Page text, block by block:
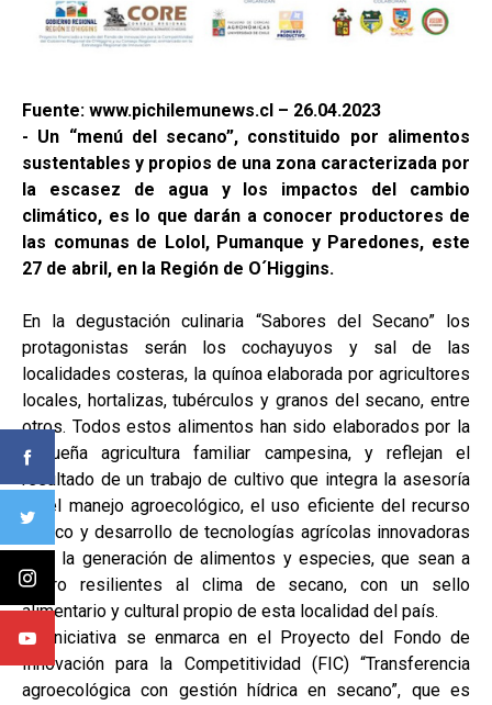
Fuente: www.pichilemunews.cl – 26.04.2023
- Un “menú del secano”, constituido por alimentos
sustentables y propios de una zona caracterizada por
la escasez de agua y los impactos del cambio
climático, es lo que darán a conocer productores de
las comunas de Lolol, Pumanque y Paredones, este
27 de abril, en la Región de O´Higgins.
En la degustación culinaria “Sabores del Secano” los
protagonistas serán los cochayuyos y sal de las
localidades costeras, la quínoa elaborada por agricultores
locales, hortalizas, tubérculos y granos del secano, entre
otros. Todos estos alimentos han sido elaborados por la
pequeña agricultura familiar campesina, y reflejan el
resultado de un trabajo de cultivo que integra la asesoría
en el manejo agroecológico, el uso eficiente del recurso
hídrico y desarrollo de tecnologías agrícolas innovadoras
para la generación de alimentos y especies, que sean a
futuro resilientes al clima de secano, con un sello
alimentario y cultural propio de esta localidad del país.
La iniciativa se enmarca en el Proyecto del Fondo de
Innovación para la Competitividad (FIC) “Transferencia
agroecológica con gestión hídrica en secano”, que es